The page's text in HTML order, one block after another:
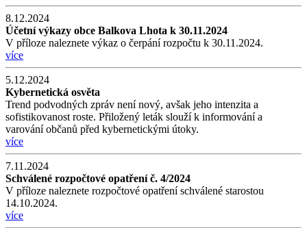
8.12.2024
Účetní výkazy obce Balkova Lhota k 30.11.2024
V příloze naleznete výkaz o čerpání rozpočtu k 30.11.2024.
více
5.12.2024
Kybernetická osvěta
Trend podvodných zpráv není nový, avšak jeho intenzita a
sofistikovanost roste. Přiložený leták slouží k informování a
varování občanů před kybernetickými útoky.
více
7.11.2024
Schválené rozpočtové opatření č. 4/2024
V příloze naleznete rozpočtové opatření schválené starostou
14.10.2024.
více